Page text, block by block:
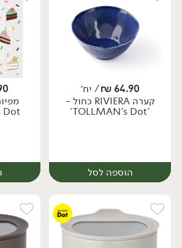
64.90
₪/ יח׳
קערה RIVIERA כחול -
'TOLLMAN's Dot'
הוספה לסל